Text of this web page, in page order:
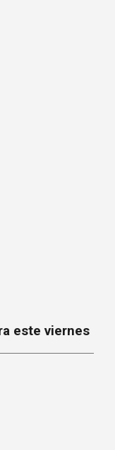
este viernes